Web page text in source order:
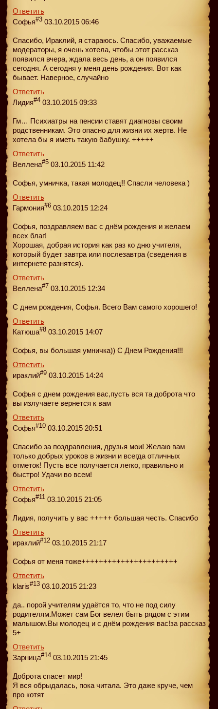
Ответить
Софья#3 03.10.2015 06:46
Спасибо, Ираклий, я стараюсь. Спасибо, уважаемые
модераторы, я очень хотела, чтобы этот рассказ
появился вчера, ждала весь день, а он появился
сегодня. А сегодня у меня день рождения. Вот как
бывает. Наверное, случайно
Ответить
Лидия#4 03.10.2015 09:33
Гм… Психиатры на пенсии ставят диагнозы своим
родственникам. Это опасно для жизни их жертв. Не
хотела бы я иметь такую бабушку. +++++
Ответить
Веллена#5 03.10.2015 11:42
Софья, умничка, такая молодец!! Спасли человека )
Ответить
Гармония#6 03.10.2015 12:24
Софья, поздравляем вас с днём рождения и желаем
всех благ!
Хорошая, добрая история как раз ко дню учителя,
который будет завтра или послезавтра (сведения в
интернете разнятся).
Ответить
Веллена#7 03.10.2015 12:34
С днем рождения, Софья. Всего Вам самого хорошего!
Ответить
Катюша#8 03.10.2015 14:07
Софья, вы большая умничка)) С Днем Рождения!!!
Ответить
ираклий#9 03.10.2015 14:24
Софья с днем рождения вас,пусть вся та доброта что
вы излучаете вернется к вам
Ответить
Софья#10 03.10.2015 20:51
Спасибо за поздравления, друзья мои! Желаю вам
только добрых уроков в жизни и всегда отличных
отметок! Пусть все получается легко, правильно и
быстро! Удачи во всем!
Ответить
Софья#11 03.10.2015 21:05
Лидия, получить у вас +++++ большая честь. Спасибо
Ответить
ираклий#12 03.10.2015 21:17
Софья от меня тоже++++++++++++++++++++++
Ответить
klaris#13 03.10.2015 21:23
да.. порой учителям удаётся то, что не под силу
родителям.Может сам Бог велел быть рядом с этим
малышом.Вы молодец и с днём рождения вас!за рассказ
5+
Ответить
Зарница#14 03.10.2015 21:45
Доброта спасет мир!
Я вся обрыдалась, пока читала. Это даже круче, чем
про котят